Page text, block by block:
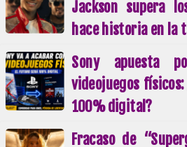
Jackson supera
hace historia en la
Sony apuesta
videojuegos
100% digital?
Fracaso de